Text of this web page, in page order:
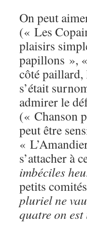
On peut
(« Les
plaisirs
papillons »,
côté paillard,
s’était
admirer le
(« Chanson
peut être
«
s’attacher à
imbéciles
petits
pluriel ne
quatre on est